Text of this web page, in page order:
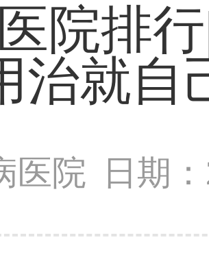
院排
治就自
医院 日期